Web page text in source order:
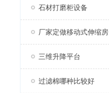
石材打磨柜设备
厂家定做移动式伸缩房
三维升降平台
过滤棉哪种比较好